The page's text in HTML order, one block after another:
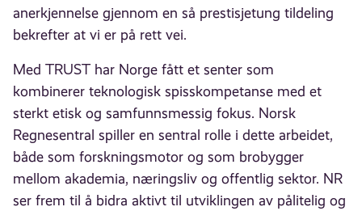
anerkjennelse gjennom en så prestisjetung tildeling
bekrefter at vi er på rett vei.
Med TRUST har Norge fått et senter som
kombinerer teknologisk spisskompetanse med et
sterkt etisk og samfunnsmessig fokus. Norsk
Regnesentral spiller en sentral rolle i dette arbeidet,
både som forskningsmotor og som brobygger
mellom akademia, næringsliv og offentlig sektor. NR
ser frem til å bidra aktivt til utviklingen av pålitelig og